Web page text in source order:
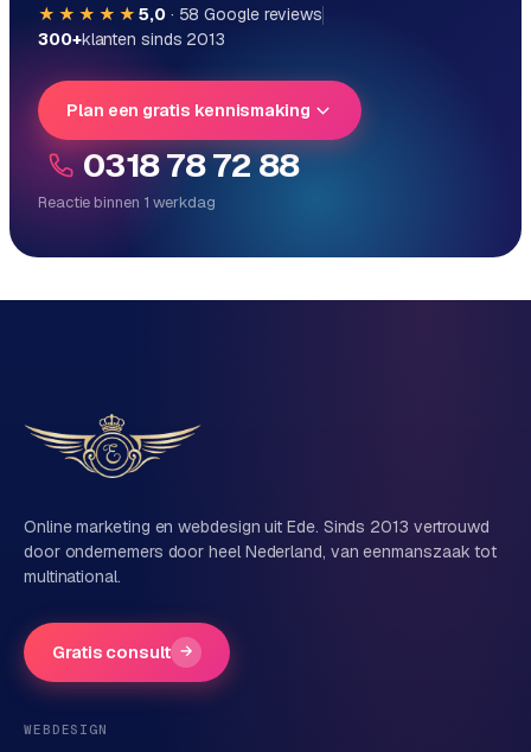
★★★★★ 5,0· 58 Google reviews
300+klanten sinds 2013
Plan een gratis kennismaking
0318 78 72 88
Reactie binnen 1 werkdag
Direct persoonlijk contact, geen ticketsysteem
Vertel ons over je project
Naam
Bedrijfsnaam
Telefoonnummer(optioneel)
Online marketing en webdesign uit Ede. Sinds 2013 vertrouwd
door ondernemers door heel Nederland, van eenmanszaak tot
multinational.
Gratis consult →
WEBDESIGN